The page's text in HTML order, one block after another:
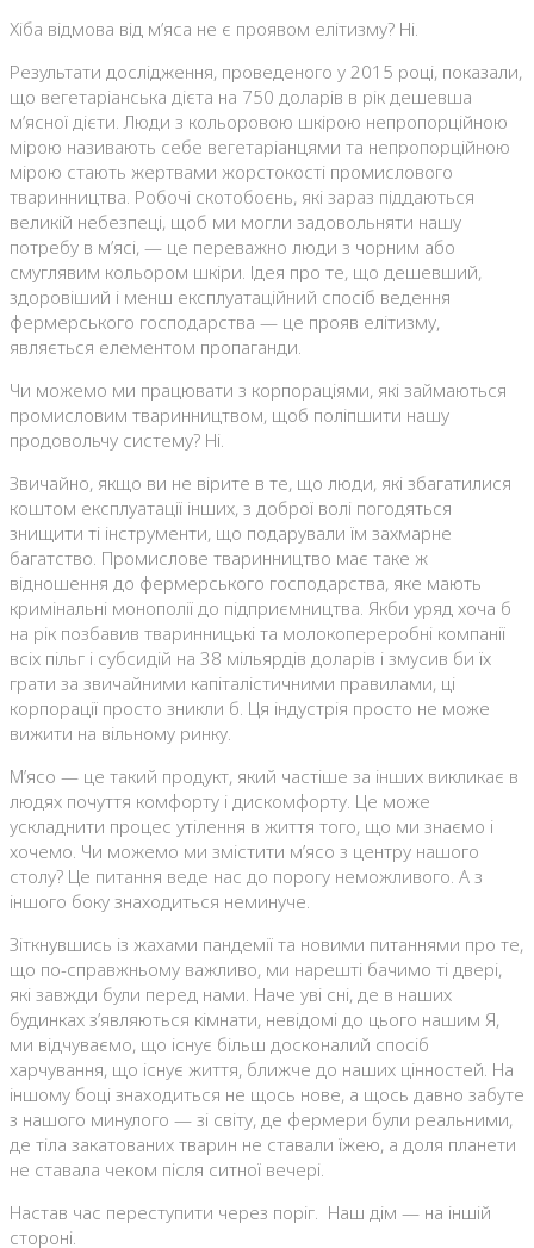
Хіба відмова від м’яса не є проявом елітизму? Ні.
Результати дослідження, проведеного у 2015 році, показали,
що вегетаріанська дієта на 750 доларів в рік дешевша
м’ясної дієти. Люди з кольоровою шкірою непропорційною
мірою називають себе вегетаріанцями та непропорційною
мірою стають жертвами жорстокості промислового
тваринництва. Робочі скотобоєнь, які зараз піддаються
великій небезпеці, щоб ми могли задовольняти нашу
потребу в м’ясі, — це переважно люди з чорним або
смуглявим кольором шкіри. Ідея про те, що дешевший,
здоровіший і менш експлуатаційний спосіб ведення
фермерського господарства — це прояв елітизму,
являється елементом пропаганди.
Чи можемо ми працювати з корпораціями, які займаються
промисловим тваринництвом, щоб поліпшити нашу
продовольчу систему? Ні.
Звичайно, якщо ви не вірите в те, що люди, які збагатилися
коштом експлуатації інших, з доброї волі погодяться
знищити ті інструменти, що подарували їм захмарне
багатство. Промислове тваринництво має таке ж
відношення до фермерського господарства, яке мають
кримінальні монополії до підприємництва. Якби уряд хоча б
на рік позбавив тваринницькі та молокопереробні компанії
всіх пільг і субсидій на 38 мільярдів доларів і змусив би їх
грати за звичайними капіталістичними правилами, ці
корпорації просто зникли б. Ця індустрія просто не може
вижити на вільному ринку.
М’ясо — це такий продукт, який частіше за інших викликає в
людях почуття комфорту і дискомфорту. Це може
ускладнити процес утілення в життя того, що ми знаємо і
хочемо. Чи можемо ми змістити м’ясо з центру нашого
столу? Це питання веде нас до порогу неможливого. А з
іншого боку знаходиться неминуче.
Зіткнувшись із жахами пандемії та новими питаннями про те,
що по-справжньому важливо, ми нарешті бачимо ті двері,
які завжди були перед нами. Наче уві сні, де в наших
будинках з’являються кімнати, невідомі до цього нашим Я,
ми відчуваємо, що існує більш досконалий спосіб
харчування, що існує життя, ближче до наших цінностей. На
іншому боці знаходиться не щось нове, а щось давно забуте
з нашого минулого — зі світу, де фермери були реальними,
де тіла закатованих тварин не ставали їжею, а доля планети
не ставала чеком після ситної вечері.
Настав час переступити через поріг. Наш дім — на іншій
стороні.